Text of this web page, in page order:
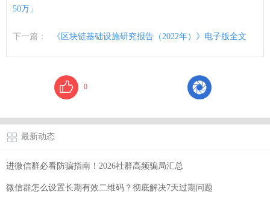
50万」
下一篇： 《区块链基础设施研究报告（2022年）》电子版全文
0
最新动态
进微信群必看防骗指南！2026社群高频骗局汇总
微信群怎么设置长期有效二维码？彻底解决7天过期问题